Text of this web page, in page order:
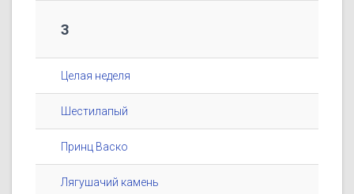
3
Целая неделя
Шестилапый
Принц Васко
Лягушачий камень